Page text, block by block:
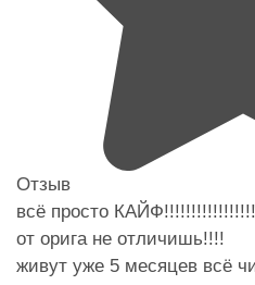
Отзыв
всё просто
от орига не отличишь!!!!
живут уже 5 месяцев всё